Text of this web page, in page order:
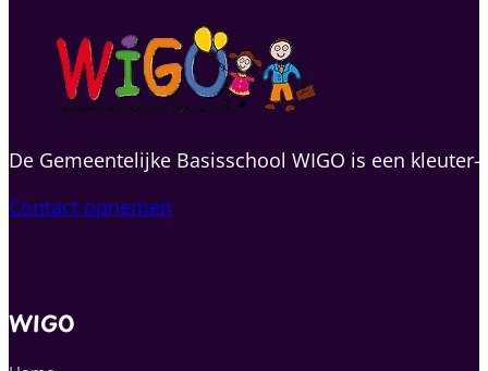
De Gemeentelijke Basisschool WIGO is een
Contact opnemen
WIGO